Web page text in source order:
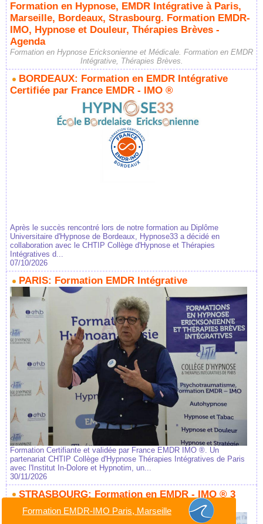
Formation en Hypnose, EMDR Intégrative à Paris,
Marseille, Bordeaux, Strasbourg. Formation EMDR-
IMO, Hypnose et Douleur, Thérapies Brèves -
Agenda
Formation en Hypnose Ericksonienne et Médicale. Formation en EMDR
Intégrative, Thérapies Brèves.
BORDEAUX: Formation en EMDR Intégrative
Certifiée par France EMDR - IMO ®
Après le succès rencontré lors de notre formation au Diplôme
Universitaire d'Hypnose de Bordeaux, Hypnose33 a décidé en
collaboration avec le CHTIP Collège d'Hypnose et Thérapies
Intégratives d...
07/10/2026
PARIS: Formation EMDR Intégrative
Formation Certifiante et validée par France EMDR IMO ®. Un
partenariat CHTIP Collège d'Hypnose Thérapies Intégratives de Paris
avec l'Institut In-Dolore et Hypnotim, un...
30/11/2026
STRASBOURG: Formation en EMDR - IMO ® 3
JoursFormation EMDR-IMO Paris, Marseille